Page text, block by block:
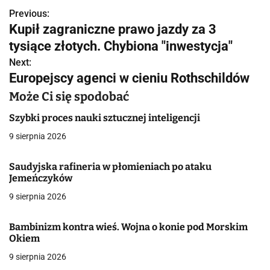
N
a
w
i
a
j
a
w
p
Previous:
Kupił zagraniczne prawo jazdy za 3
tysiące złotych. Chybiona "inwestycja"
Next:
Europejscy agenci w cieniu Rothschildów
Może Ci się spodobać
Szybki proces nauki sztucznej inteligencji
9 sierpnia 2026
Saudyjska rafineria w płomieniach po ataku
Jemeńczyków
9 sierpnia 2026
Bambinizm kontra wieś. Wojna o konie pod Morskim
Okiem
9 sierpnia 2026